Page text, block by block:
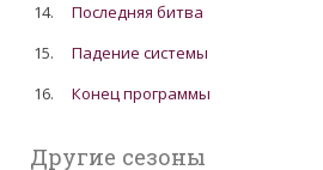
14.
Последняя битва
15.
Падение системы
16.
Конец программы
Другие сезоны